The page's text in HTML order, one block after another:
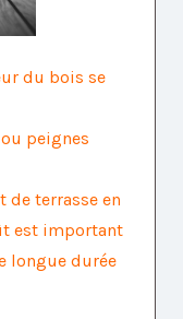
du bois se
peignes
de terrasse en
est important
longue durée